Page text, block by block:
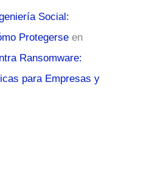
Social:
Protegerse en
Ransomware:
para Empresas y